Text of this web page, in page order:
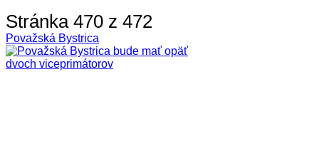
Stránka 470 z 472
Považská Bystrica